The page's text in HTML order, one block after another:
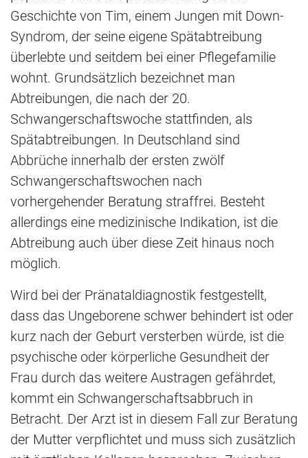
Geschichte von Tim, einem Jungen mit Down-
Syndrom, der seine eigene Spätabtreibung
überlebte und seitdem bei einer Pflegefamilie
wohnt. Grundsätzlich bezeichnet man
Abtreibungen, die nach der 20.
Schwangerschaftswoche stattfinden, als
Spätabtreibungen. In Deutschland sind
Abbrüche innerhalb der ersten zwölf
Schwangerschaftswochen nach
vorhergehender Beratung straffrei. Besteht
allerdings eine medizinische Indikation, ist die
Abtreibung auch über diese Zeit hinaus noch
möglich.
Wird bei der Pränataldiagnostik festgestellt,
dass das Ungeborene schwer behindert ist oder
kurz nach der Geburt versterben würde, ist die
psychische oder körperliche Gesundheit der
Frau durch das weitere Austragen gefährdet,
kommt ein Schwangerschaftsabbruch in
Betracht. Der Arzt ist in diesem Fall zur Beratung
der Mutter verpflichtet und muss sich zusätzlich